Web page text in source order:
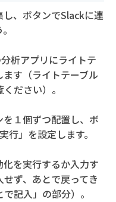
、ボタンでSlackに連
析アプリにライトテ
ます（ライトテーブル
ください）。
１個ずつ配置し、ボ
行」を設定します。
を実行するか入力す
ず、あとで戻ってき
記入」の部分）。